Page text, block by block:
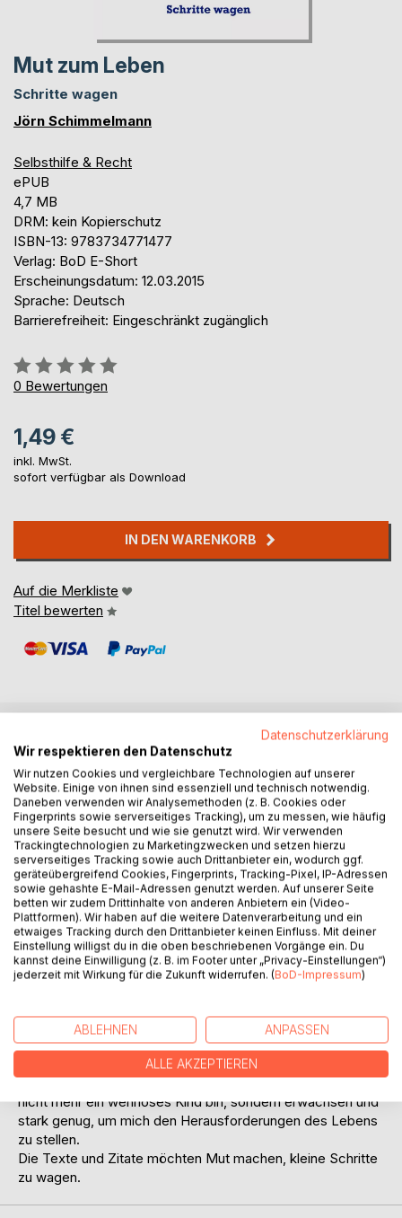
Mut zum Leben
Schritte wagen
Jörn Schimmelmann
Selbsthilfe & Recht
ePUB
4,7 MB
DRM: kein Kopierschutz
ISBN-13: 9783734771477
Verlag: BoD E-Short
Erscheinungsdatum: 12.03.2015
Sprache: Deutsch
Barrierefreiheit: Eingeschränkt zugänglich
Bewertung::
0%
0 Bewertungen
1,49 €
inkl. MwSt.
sofort verfügbar als Download
IN DEN WARENKORB
Auf die Merkliste
Titel bewerten
BESCHREIBUNG
Negative Denkmuster, ein Risikofaktor!
Menschen mit Depression neigen zu negativen
Denkmustern. Diese Denkmuster führen häufig zu einer
passiven Lebenshaltung. Die Betroffenen ziehen sich
zunehmend zurück.
In den letzten Jahren meiner beratenden, ehrenamtlichen
Tätigkeit, entstanden viele Zitate, die Mut machen
möchten. Die Zitate resultieren aus meinen eigenen,
persönlichen Erfahrungen mit der Krankheit Depression und
aus den Beratungen selbst. Auf meiner Facebookseite
Schritte zu wagen und das Leben aktiv zu gestalten.
Nach einem langem Leidensweg durfte ich erfahren, wie
wichtig es ist, kleine Schritte ins Leben zurück zu wagen.
Eine besondere Hilfe war für mich, zu begreifen, dass ich
nicht mehr ein wehrloses Kind bin, sondern erwachsen und
stark genug, um mich den Herausforderungen des Lebens
zu stellen.
Die Texte und Zitate möchten Mut machen, kleine Schritte
zu wagen.
Datenschutzerklärung
Wir respektieren den Datenschutz
Wir nutzen Cookies und vergleichbare Technologien auf unserer
Website. Einige von ihnen sind essenziell und technisch notwendig.
Daneben verwenden wir Analysemethoden (z. B. Cookies oder
Fingerprints sowie serverseitiges Tracking), um zu messen, wie häufig
unsere Seite besucht und wie sie genutzt wird. Wir verwenden
Trackingtechnologien zu Marketingzwecken und setzen hierzu
serverseitiges Tracking sowie auch Drittanbieter ein, wodurch ggf.
geräteübergreifend Cookies, Fingerprints, Tracking-Pixel, IP-Adressen
sowie gehashte E-Mail-Adressen genutzt werden. Auf unserer Seite
betten wir zudem Drittinhalte von anderen Anbietern ein (Video-
Plattformen). Wir haben auf die weitere Datenverarbeitung und ein
etwaiges Tracking durch den Drittanbieter keinen Einfluss. Mit deiner
Einstellung willigst du in die oben beschriebenen Vorgänge ein. Du
kannst deine Einwilligung (z. B. im Footer unter „Privacy-Einstellungen“)
jederzeit mit Wirkung für die Zukunft widerrufen. (BoD-Impressum)
ABLEHNEN ANPASSEN
ALLE AKZEPTIEREN